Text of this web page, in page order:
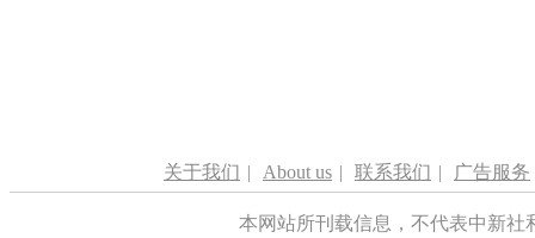
关于我们 | About us | 联系我们 | 广告服务
本网站所刊载信息，不代表中新